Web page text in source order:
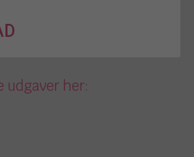
udgaver her: